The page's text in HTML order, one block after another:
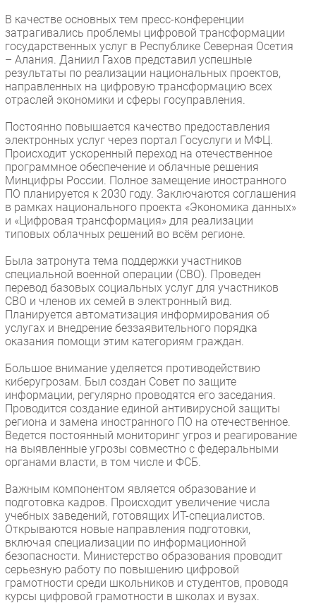
РАЗДЕЛЫ
Новости
Аналитика
Интервью
Проекты
IT класс
Тестовый стенд
Каталог компаний
В качестве основных тем пресс-конференции
затрагивались проблемы цифровой трансформации
государственных услуг в Республике Северная Осетия
– Алания. Даниил Гахов представил успешные
результаты по реализации национальных проектов,
направленных на цифровую трансформацию всех
отраслей экономики и сферы госуправления.
Постоянно повышается качество предоставления
электронных услуг через портал Госуслуги и МФЦ.
Происходит ускоренный переход на отечественное
программное обеспечение и облачные решения
Минцифры России. Полное замещение иностранного
ПО планируется к 2030 году. Заключаются соглашения
в рамках национального проекта «Экономика данных»
и «Цифровая трансформация» для реализации
типовых облачных решений во всём регионе.
Была затронута тема поддержки участников
специальной военной операции (СВО). Проведен
перевод базовых социальных услуг для участников
СВО и членов их семей в электронный вид.
Планируется автоматизация информирования об
услугах и внедрение беззаявительного порядка
оказания помощи этим категориям граждан.
Большое внимание уделяется противодействию
киберугрозам. Был создан Совет по защите
информации, регулярно проводятся его заседания.
Проводится создание единой антивирусной защиты
региона и замена иностранного ПО на отечественное.
Ведется постоянный мониторинг угроз и реагирование
на выявленные угрозы совместно с федеральными
органами власти, в том числе и ФСБ.
Важным компонентом является образование и
подготовка кадров. Происходит увеличение числа
учебных заведений, готовящих ИТ-специалистов.
Открываются новые направления подготовки,
включая специализации по информационной
безопасности. Министерство образования проводит
серьезную работу по повышению цифровой
грамотности среди школьников и студентов, проводя
курсы цифровой грамотности в школах и вузах.